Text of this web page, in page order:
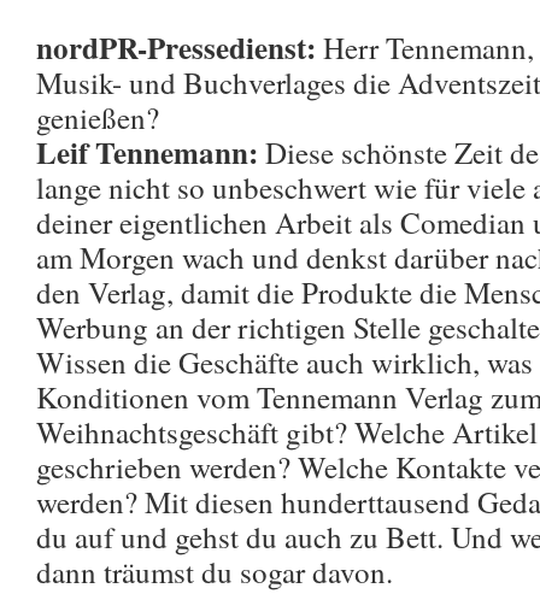
nordPR-Pressedienst: Herr
Musik- und Buchverlages die
genießen?
Leif Tennemann: Diese schönste Zeit
lange nicht so unbeschwert wie für viele
deiner eigentlichen Arbeit als
am Morgen wach und denkst darüber
den Verlag, damit die Produkte die
Werbung an der richtigen Stelle
Wissen die Geschäfte auch wirklich,
Konditionen vom Tennemann Verlag
Weihnachtsgeschäft gibt? Welche
geschrieben werden? Welche Kontakte
werden? Mit diesen hunderttausend
du auf und gehst du auch zu Bett. Und
dann träumst du sogar davon.